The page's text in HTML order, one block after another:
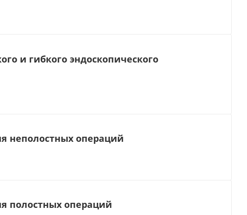
и гибкого эндоскопического
неполостных операций
полостных операций